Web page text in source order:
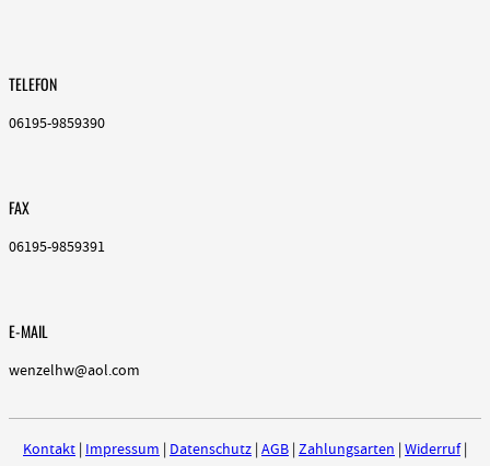
TELEFON
06195-9859390
FAX
06195-9859391
E-MAIL
wenzelhw@aol.com
Kontakt | Impressum | Datenschutz | AGB | Zahlungsarten | Widerruf|